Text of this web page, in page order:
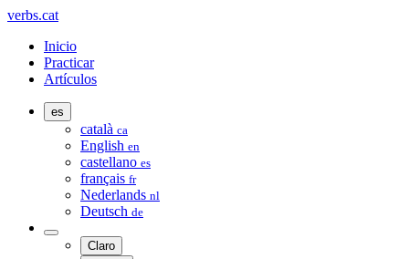
verbs.cat
Inicio
Practicar
Artículos
es
català ca
English en
castellano es
français fr
Nederlands nl
Deutsch de
Claro